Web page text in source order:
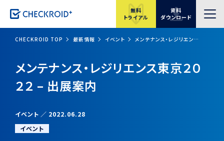
無料
トライアル
資料
ダウンロード
CHECKROID TOP 最新情報 イベント メンテナンス・レジリエンス東京２０２２ – 出展案内
メンテナンス・レジリエンス東京２０
２２ – 出展案内
イベント
2022.06.28
イベント